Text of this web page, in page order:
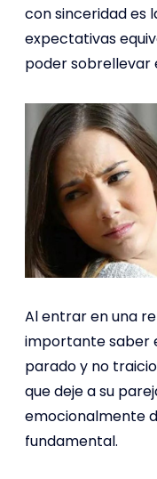
con sinceridad es
expectativas
poder sobrellevar
Al entrar en una
importante saber
parado y no
que deje a su
emocionalmente
fundamental.